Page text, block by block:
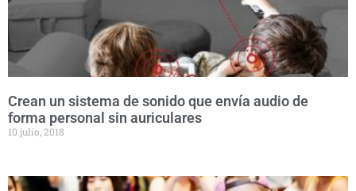
Crean un sistema de sonido que envía audio de
forma personal sin auriculares
10 julio, 2018